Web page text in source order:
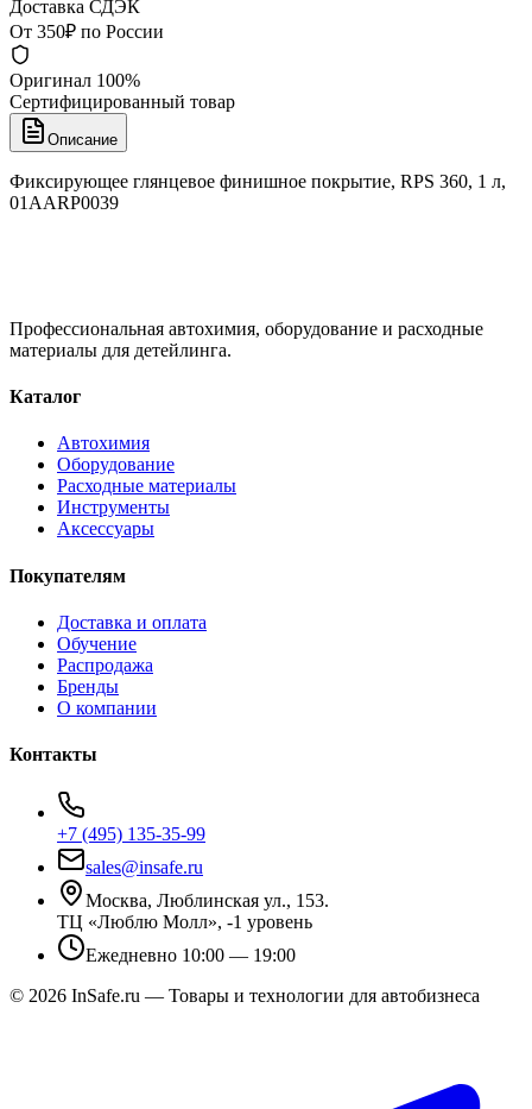
Доставка СДЭК
От 350₽ по России
Оригинал 100%
Сертифицированный товар
Описание
Фиксирующее глянцевое финишное покрытие, RPS 360, 1 л,
01AARP0039
Профессиональная автохимия, оборудование и расходные
материалы для детейлинга.
Каталог
Автохимия
Оборудование
Расходные материалы
Инструменты
Аксессуары
Покупателям
Доставка и оплата
Обучение
Распродажа
Бренды
О компании
Контакты
+7 (495) 135-35-99
sales@insafe.ru
Москва, Люблинская ул., 153.
ТЦ «Люблю Молл», -1 уровень
Ежедневно 10:00 — 19:00
© 2026 InSafe.ru — Товары и технологии для автобизнеса